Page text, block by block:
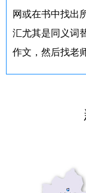
网或在书中找出
汇尤其是同义词
作文，然后找老